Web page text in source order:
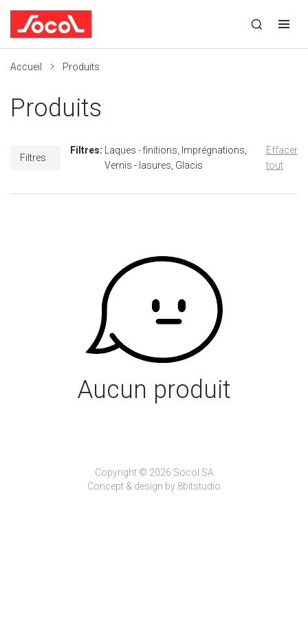
recherche
recherche
navigation
Accueil Produits
Produits
Filtres
Filtres: Laques - finitions
Imprégnations
Vernis - lasures Glacis
Effacer
tout
Aucun produit
Copyright © 2026 Socol SA
Concept & design by 8bitstudio